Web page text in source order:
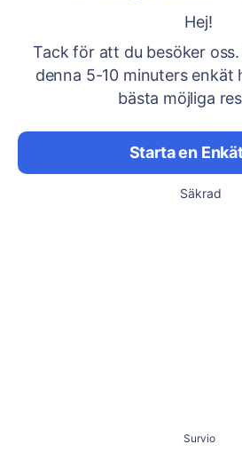
Hej!
Tack för att du besöker
denna 5-10 minuters enkät
bästa möjliga
Starta en
Säkrad
Survio